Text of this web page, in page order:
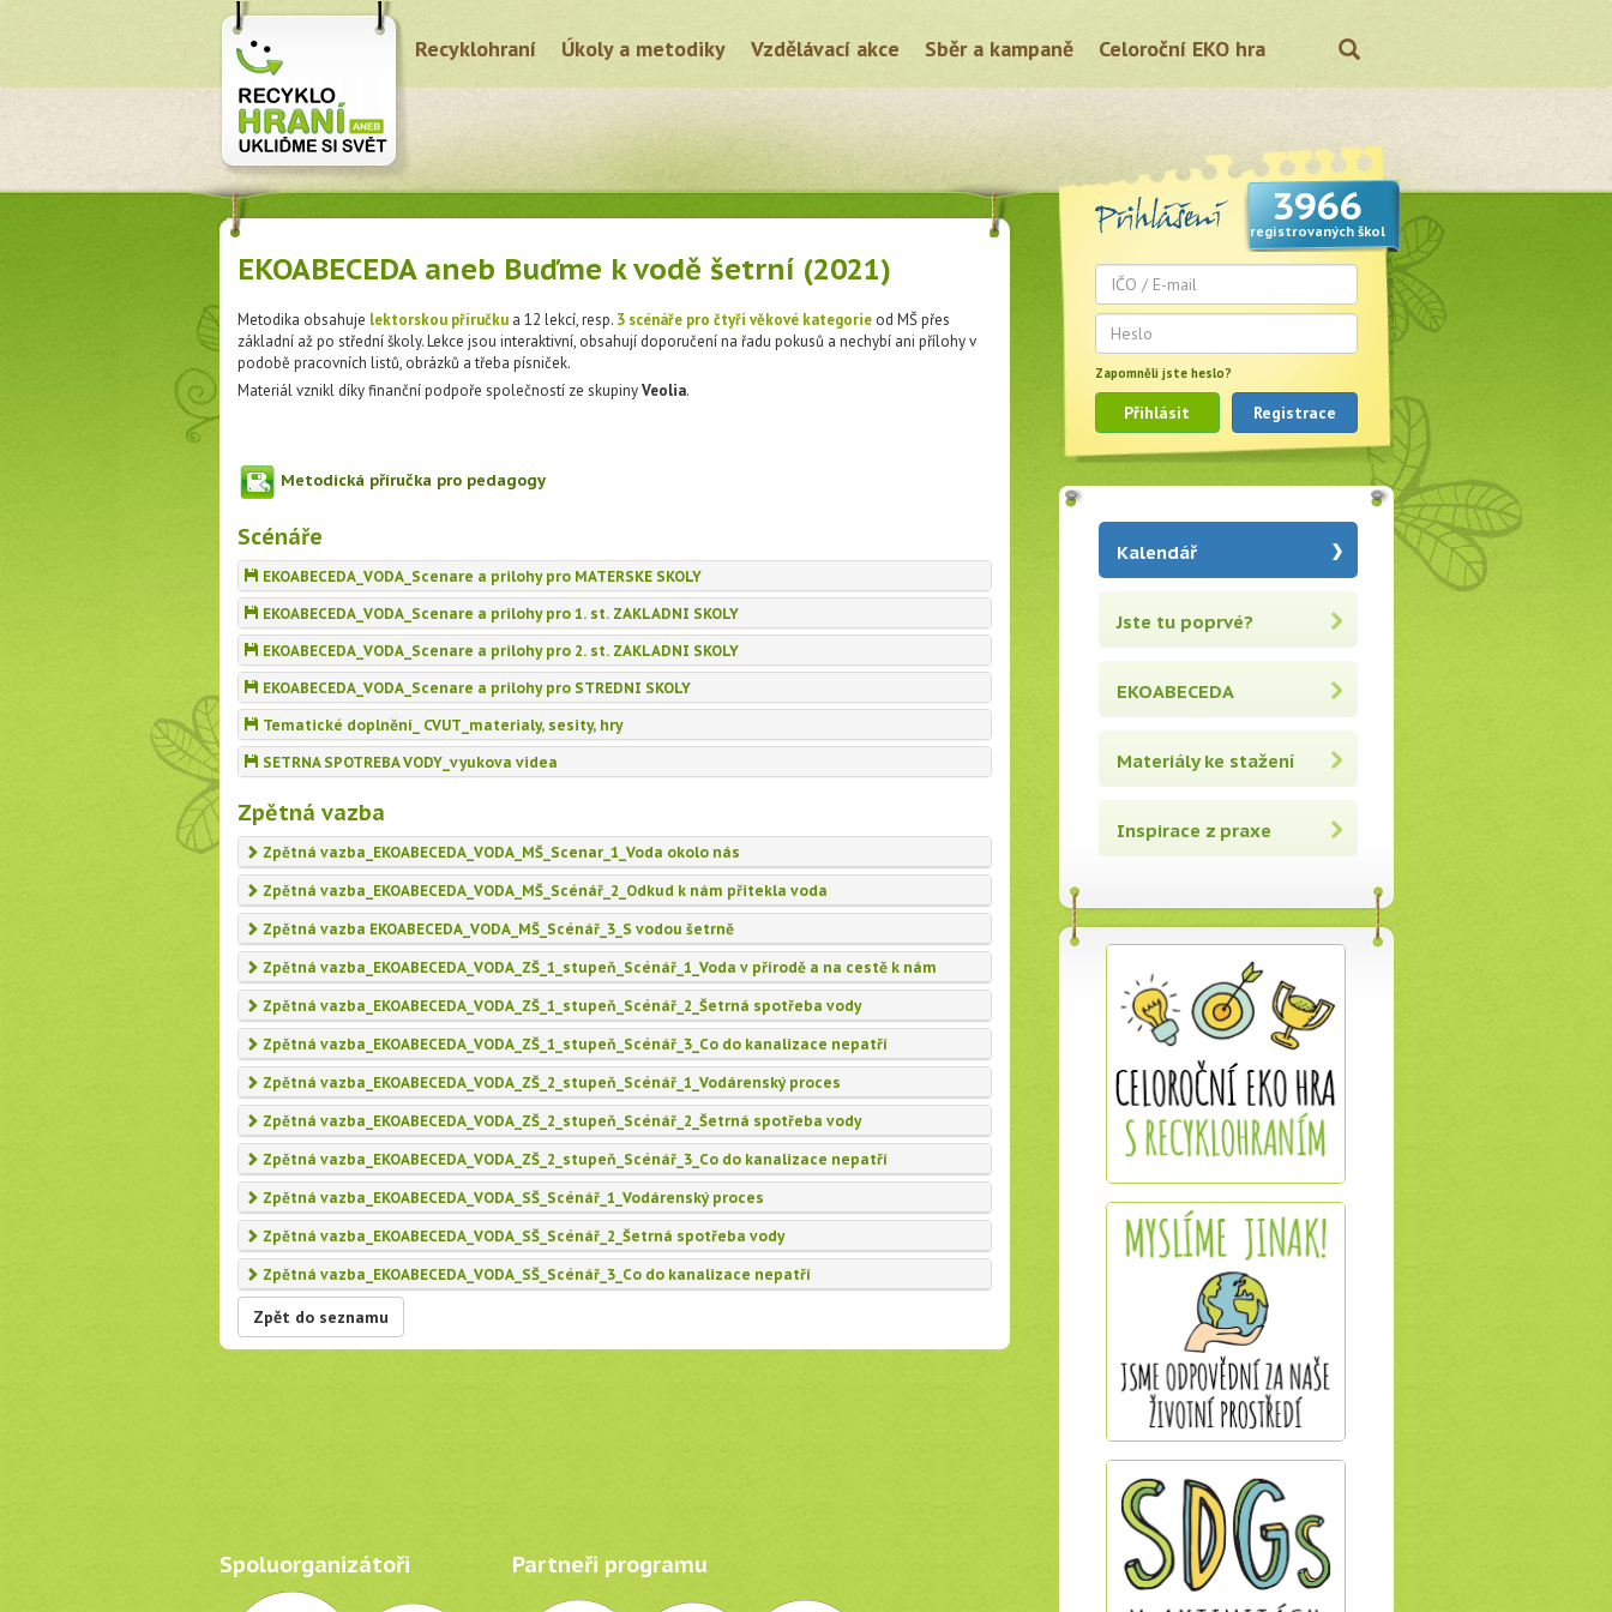
Recyklohraní Úkoly a metodiky Vzdělávací akce Sběr a kampaně Celoroční EKO hra
EKOABECEDA aneb Buďme k vodě šetrní (2021)
Metodika obsahuje lektorskou příručkua 12 lekcí, resp. 3 scénáře pro čtyři věkové kategorieod MŠ přes
základní až po střední školy. Lekce jsou interaktivní, obsahují doporučení na řadu pokusů a nechybí ani přílohy v
podobě pracovních listů, obrázků a třeba písniček.
Materiál vznikl díky finanční podpoře společností ze skupinyVeolia.
Metodická příručka pro pedagogy
Scénáře
EKOABECEDA_VODA_Scenare a prilohy pro MATERSKE SKOLY
EKOABECEDA_VODA_Scenare a prilohy pro 1. st. ZAKLADNI SKOLY
EKOABECEDA_VODA_Scenare a prilohy pro 2. st. ZAKLADNI SKOLY
EKOABECEDA_VODA_Scenare a prilohy pro STREDNI SKOLY
Tematické doplnění_ CVUT_materialy, sesity, hry
SETRNA SPOTREBA VODY_vyukova videa
Zpětná vazba
Zpětná vazba_EKOABECEDA_VODA_MŠ_Scenar_1_Voda okolo nás
Zpětná vazba_EKOABECEDA_VODA_MŠ_Scénář_2_Odkud k nám přitekla voda
Zpětná vazba EKOABECEDA_VODA_MŠ_Scénář_3_S vodou šetrně
Zpětná vazba_EKOABECEDA_VODA_ZŠ_1_stupeň_Scénář_1_Voda v přírodě a na cestě k nám
Zpětná vazba_EKOABECEDA_VODA_ZŠ_1_stupeň_Scénář_2_Šetrná spotřeba vody
Zpětná vazba_EKOABECEDA_VODA_ZŠ_1_stupeň_Scénář_3_Co do kanalizace nepatří
Zpětná vazba_EKOABECEDA_VODA_ZŠ_2_stupeň_Scénář_1_Vodárenský proces
Zpětná vazba_EKOABECEDA_VODA_ZŠ_2_stupeň_Scénář_2_Šetrná spotřeba vody
Zpětná vazba_EKOABECEDA_VODA_ZŠ_2_stupeň_Scénář_3_Co do kanalizace nepatří
Zpětná vazba_EKOABECEDA_VODA_SŠ_Scénář_1_Vodárenský proces
Zpětná vazba_EKOABECEDA_VODA_SŠ_Scénář_2_Šetrná spotřeba vody
Zpětná vazba_EKOABECEDA_VODA_SŠ_Scénář_3_Co do kanalizace nepatří
Zpět do seznamu
Spoluorganizátoři Partneři programu
3966
registrovaných škol
Zapomněli jste heslo?
Přihlásit Registrace
Kalendář
Jste tu poprvé?
EKOABECEDA
Materiály ke stažení
Inspirace z praxe